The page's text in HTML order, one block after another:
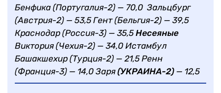
Бенфика (Португалия-2) — 70,0 Зальцбург
(Австрия-2) — 53,5 Гент (Бельгия-2) — 39,5
Краснодар (Россия-3) — 35,5 Несеяные
Виктория (Чехия-2) — 34,0 Истамбул
Башакшехир (Турция-2) — 21,5 Ренн
(Франция-3) — 14,0 Заря (УКРАИНА-2) — 12,5